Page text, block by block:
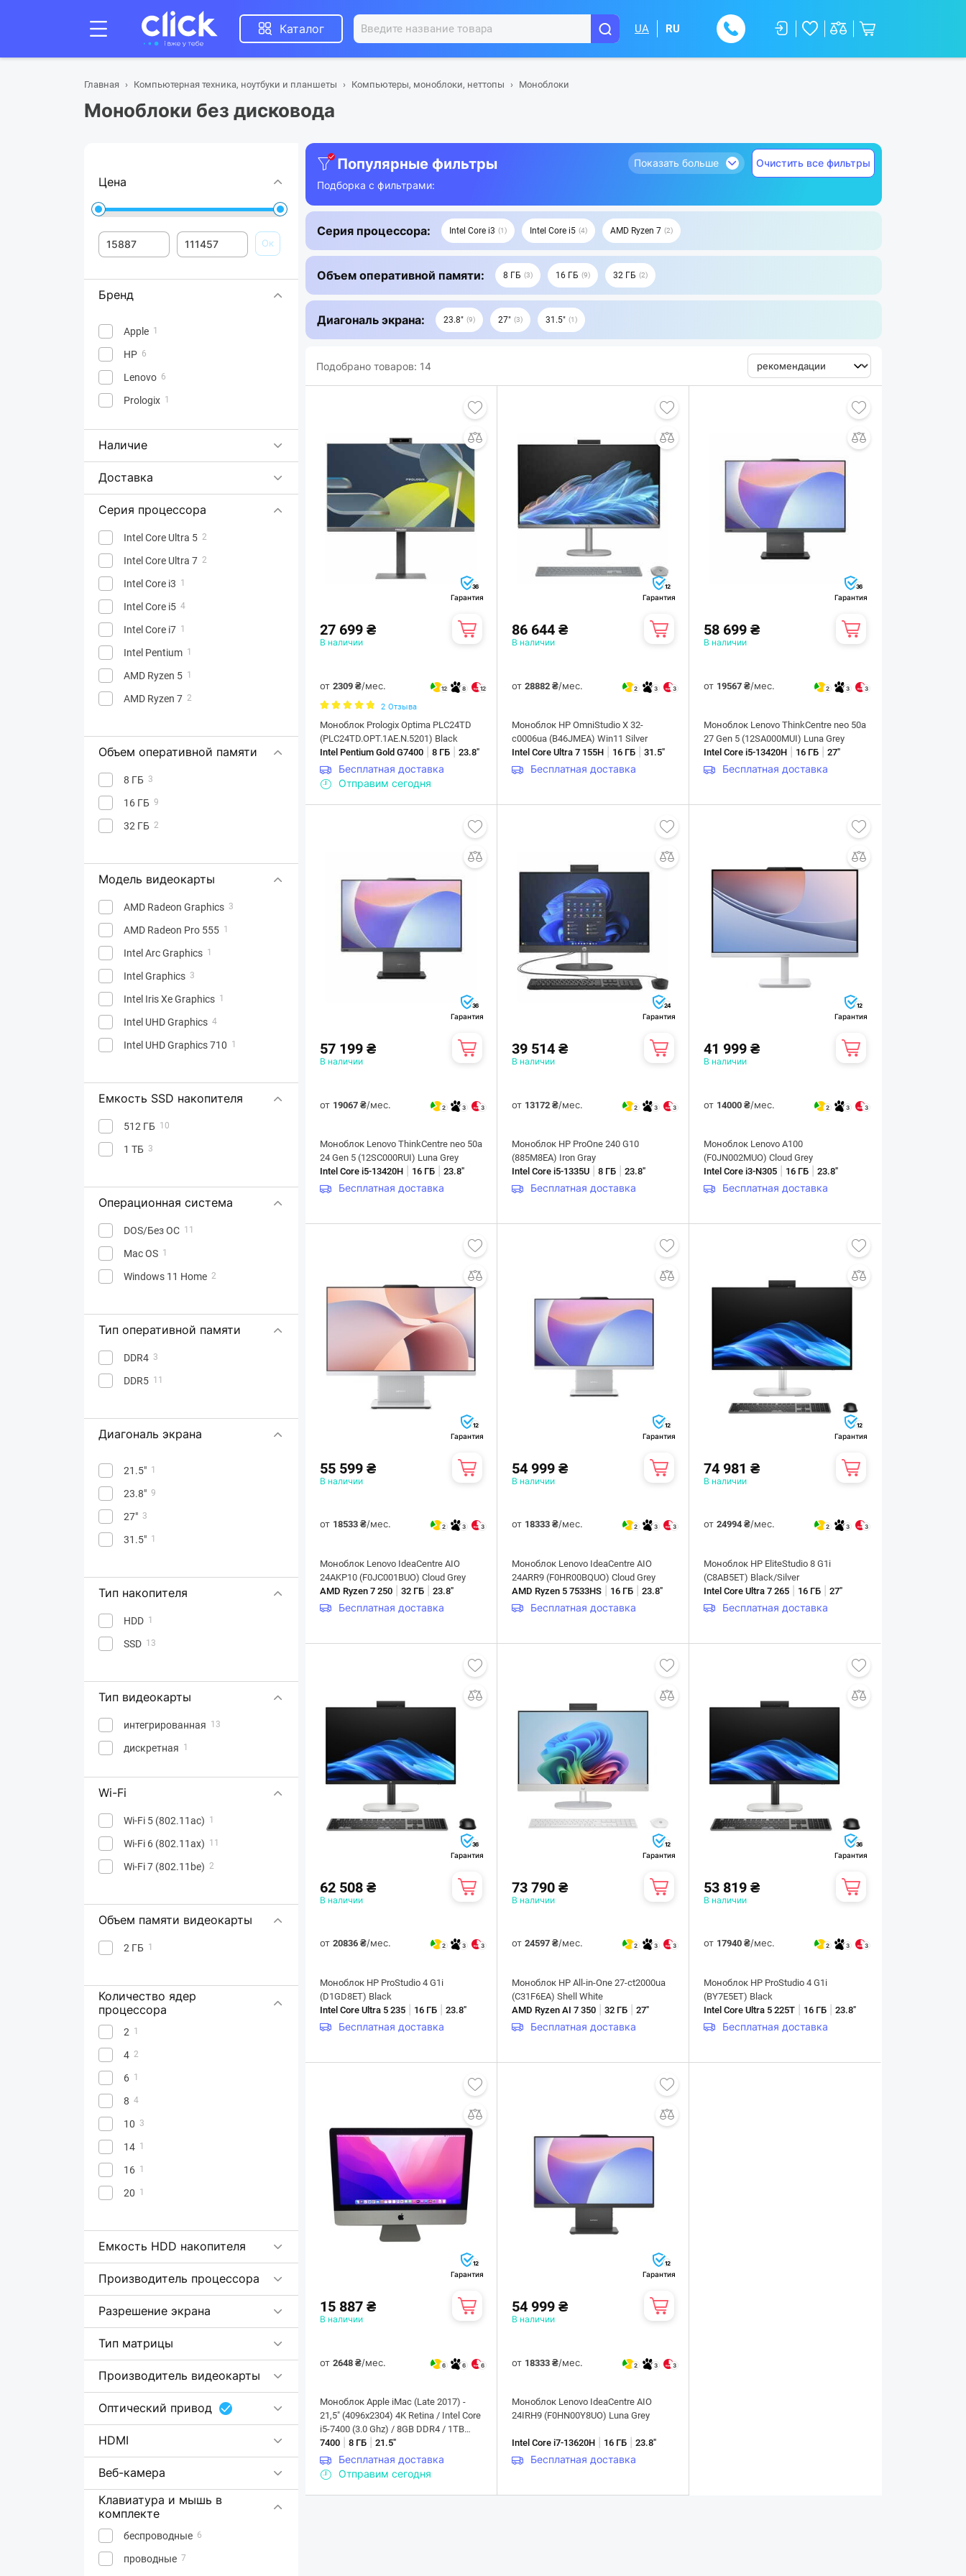
Каталог UA RU
Главная Компьютерная техника, ноутбуки и планшеты Компьютеры, моноблоки, неттопы Моноблоки
Моноблоки без дисковода
Цена
Ок
Бренд
Apple 1
HP 6
Lenovo 6
Prologix 1
Наличие
Доставка
Серия процессора
Intel Core Ultra 5 2
Intel Core Ultra 7 2
Intel Core i3 1
Intel Core i5 4
Intel Core i7 1
Intel Pentium 1
AMD Ryzen 5 1
AMD Ryzen 7 2
Объем оперативной памяти
8 ГБ 3
16 ГБ 9
32 ГБ 2
Модель видеокарты
AMD Radeon Graphics 3
AMD Radeon Pro 555 1
Intel Arc Graphics 1
Intel Graphics 3
Intel Iris Xe Graphics 1
Intel UHD Graphics 4
Intel UHD Graphics 710 1
Емкость SSD накопителя
512 ГБ 10
1 ТБ 3
Операционная система
DOS/Без ОС 11
Mac OS 1
Windows 11 Home 2
Тип оперативной памяти
DDR4 3
DDR5 11
Диагональ экрана
21.5" 1
23.8" 9
27" 3
31.5" 1
Тип накопителя
HDD 1
SSD 13
Тип видеокарты
интегрированная 13
дискретная 1
Wi-Fi
Wi-Fi 5 (802.11ac) 1
Wi-Fi 6 (802.11ax) 11
Wi-Fi 7 (802.11be) 2
Объем памяти видеокарты
2 ГБ 1
Количество ядер
процессора
2 1
4 2
6 1
8 4
10 3
14 1
16 1
20 1
Емкость HDD накопителя
Производитель процессора
Разрешение экрана
Тип матрицы
Производитель видеокарты
Оптический привод
HDMI
Веб-камера
Клавиатура и мышь в
комплекте
беспроводные 6
проводные 7
Популярные фильтры
Подборка с фильтрами:
Показать больше Очистить все фильтры
Серия процессора: Intel Core i3 1 Intel Core i5 4 AMD Ryzen 7 2
Объем оперативной памяти: 8 ГБ 3 16 ГБ 9 32 ГБ 2
Диагональ экрана: 23.8" 9 27" 3 31.5" 1
Подобрано товаров: 14
36
Гарантия
27 699 ₴
В наличии
от 2309 ₴/мес. 12 8 12
2 Отзыва
Моноблок Prologix Optima PLC24TD
(PLC24TD.OPT.1AE.N.5201) Black
Intel Pentium Gold G7400
8 ГБ 23.8"
Бесплатная доставка
Отправим сегодня
12
Гарантия
86 644 ₴
В наличии
от28882 ₴/мес. 2 3 3
Моноблок HP OmniStudio X 32-
c0006ua (B46JMEA) Win11 Silver
Intel Core Ultra 7 155H
16 ГБ |31.5"
Бесплатная доставка
36
Гарантия
58 699 ₴
В наличии
от 19567 ₴/мес. 2 3 3
Моноблок Lenovo ThinkCentre neo 50a
27 Gen 5 (12SA000MUI) Luna Grey
Intel Core i5-13420H
16 ГБ |27"
Бесплатная доставка
36
Гарантия
57 199 ₴
В наличии
от 19067 ₴/мес. 2 3 3
Моноблок Lenovo ThinkCentre neo 50a
24 Gen 5 (12SC000RUI) Luna Grey
Intel Core i5-13420H
16 ГБ 23.8"
Бесплатная доставка
24
Гарантия
39 514 ₴
В наличии
от 13172 ₴/мес. 2 3 3
Моноблок HP ProOne 240 G10
(885M8EA) Iron Gray
Intel Core i5-1335U |8 ГБ |23.8"
Бесплатная доставка
12
Гарантия
41 999 ₴
В наличии
от 14000 ₴/мес. 2 3 3
Моноблок Lenovo A100
(F0JN002MUO) Cloud Grey
Intel Core i3-N305
16 ГБ |23.8"
Бесплатная доставка
12
Гарантия
55 599 ₴
В наличии
от 18533 ₴/мес. 2 3 3
Моноблок Lenovo IdeaCentre AIO
24AKP10 (F0JC001BUO) Cloud Grey
AMD Ryzen 7 250
32 ГБ 23.8"
Бесплатная доставка
12
Гарантия
54 999 ₴
В наличии
от 18333 ₴/мес. 2 3 3
Моноблок Lenovo IdeaCentre AIO
24ARR9 (F0HR00BQUO) Cloud Grey
AMD Ryzen 5 7533HS
16 ГБ |23.8"
Бесплатная доставка
12
Гарантия
74 981 ₴
В наличии
от24994 ₴/мес. 2 3 3
Моноблок HP EliteStudio 8 G1i
(C8AB5ET) Black/Silver
Intel Core Ultra 7 265
16 ГБ |27"
Бесплатная доставка
36
Гарантия
62 508 ₴
В наличии
от 20836 ₴/мес. 2 3 3
Моноблок HP ProStudio 4 G1i
(D1GD8ET) Black
Intel Core Ultra 5 235
16 ГБ 23.8"
Бесплатная доставка
12
Гарантия
73 790 ₴
В наличии
от24597 ₴/мес. 2 3 3
Моноблок HP All-in-One 27-ct2000ua
(C31F6EA) Shell White
AMD Ryzen AI 7 350 |32 ГБ |27"
Бесплатная доставка
36
Гарантия
53 819 ₴
В наличии
от 17940 ₴/мес. 2 3 3
Моноблок HP ProStudio 4 G1i
(BY7E5ET) Black
Intel Core Ultra 5 225T
16 ГБ |23.8"
Бесплатная доставка
12
Гарантия
15 887 ₴
В наличии
от 2648 ₴/мес. 6 6 6
Моноблок Apple iMac (Late 2017) -
21,5" (4096x2304) 4K Retina / Intel Core
i5-7400 (3.0 Ghz) / 8GB DDR4 / 1TB
HDD / Radeon Pro 555, 2GB / MacOS
Monterey - Б/у
7400 8 ГБ 21.5"
Бесплатная доставка
Отправим сегодня
12
Гарантия
54 999 ₴
В наличии
от 18333 ₴/мес. 2 3 3
Моноблок Lenovo IdeaCentre AIO
24IRH9 (F0HN00Y8UO) Luna Grey
Intel Core i7-13620H 16 ГБ |23.8"
Бесплатная доставка